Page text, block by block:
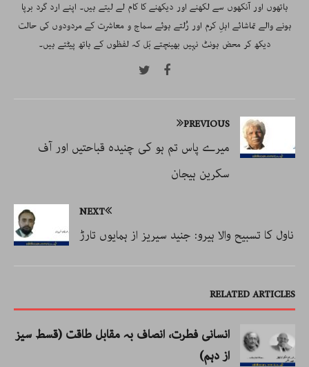
ہاتھوں اور آنکھوں سے لکھنے اور دیکھنے کا کام لے لیتے ہیں۔ اپنے ارد گرد برپا
ہونے والے تماشائے اہلِ کرم اور رُلتے ہوئے سماج و معاشرت کے مردودوں کی حالت
دیکھ کر محض ہونٹ نہیں بھینچتے بَل کہ لفظوں کے ہاتھ پیٹتے ہیں۔
PREVIOUS
میرے پاس تم ہو کی چنیدہ قباحتیں اور آف
سکرین ہیجان
NEXT
ناول کا تسبیح والا ہیرو: جنید سیریز از ہمایوں تارڑ
RELATED ARTICLES
انسانی فطرت، انصاف بہ مقابل طاقت (قسط سیز
از دہم)